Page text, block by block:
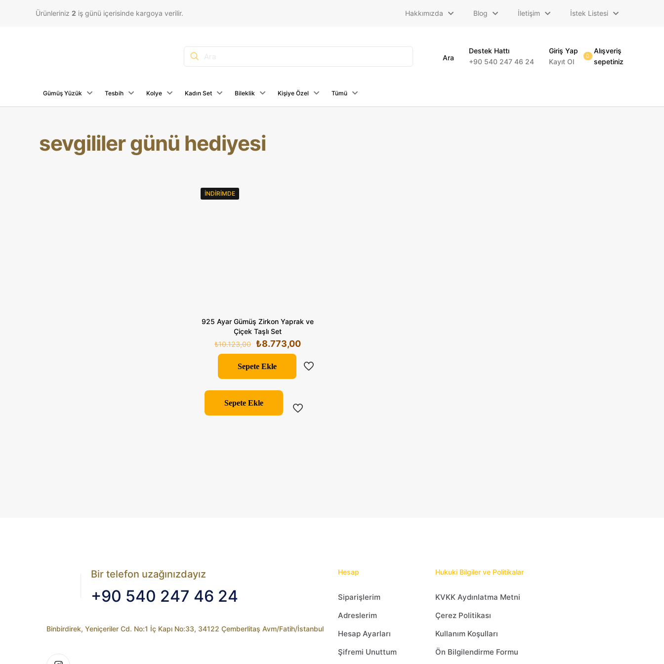
Ürünleriniz 2 iş günü içerisinde kargoya verilir. Hakkımızda Blog İletişim İstek Listesi
Ara
Destek Hattı
+90 540 247 46 24
Giriş Yap
Kayıt Ol
0
Alışveriş
sepetiniz
Gümüş Yüzük Tesbih Kolye Kadın Set Bileklik Kişiye Özel Tümü
sevgililer günü hediyesi
İNDIRIMDE
925 Ayar Gümüş Zirkon Yaprak ve
Çiçek Taşlı Set
₺10.123,00
Orijinal
fiyat:
₺10.123,00.
₺8.773,00Şu
fiyat:
Sepete Ekle
Sepete Ekle
Bir telefon uzağınızdayız
+90 540 247 46 24
Binbirdirek, Yeniçeriler Cd. No:1 İç Kapı No:33, 34122 Çemberlitaş Avm/Fatih/İstanbul
Hesap
Siparişlerim
Adreslerim
Hesap Ayarları
Şifremi Unuttum
Hukuki Bilgiler ve Politikalar
KVKK Aydınlatma Metni
Çerez Politikası
Kullanım Koşulları
Ön Bilgilendirme Formu